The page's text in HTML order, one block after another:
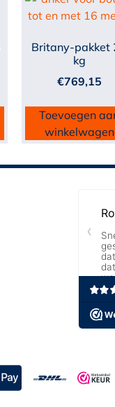
Britany-pakket
kg
€769,15
Toevoegen
winkelwagen